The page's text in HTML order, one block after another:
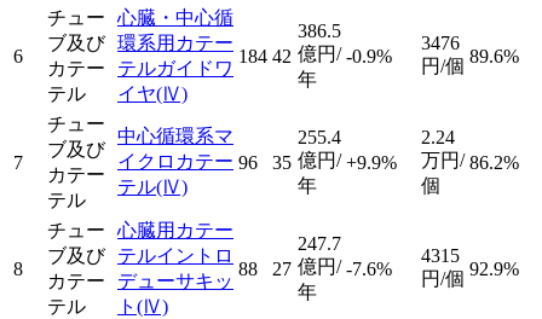
6
チュー
ブ及び
カテー
テル
心臓・中心循
環系用カテー
テルガイドワ
イヤ(Ⅳ)
184 42
386.5
億円/
年
-0.9%
3476
円/個 89.6%
7
チュー
ブ及び
カテー
テル
中心循環系マ
イクロカテー
テル(Ⅳ)
96 35
255.4
億円/
年
+9.9%
2.24
万円/
個
86.2%
8
チュー
ブ及び
カテー
テル
心臓用カテー
テルイントロ
デューサキッ
ト (Ⅳ)
88 27
247.7
億円/
年
-7.6%
4315
円/個 92.9%